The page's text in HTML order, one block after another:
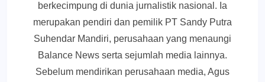
berkecimpung di dunia jurnalistik nasional. Ia
merupakan pendiri dan pemilik PT Sandy Putra
Suhendar Mandiri, perusahaan yang menaungi
Balance News serta sejumlah media lainnya.
Sebelum mendirikan perusahaan media, Agus